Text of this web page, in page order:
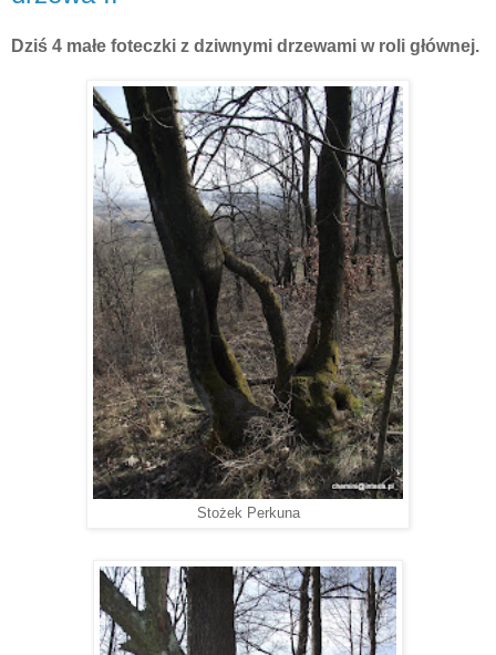
Dziś 4 małe foteczki z dziwnymi drzewami w roli głównej.
Stożek Perkuna